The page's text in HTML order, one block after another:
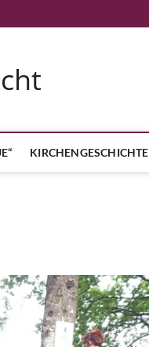
KIRCHENGESCHICHTE